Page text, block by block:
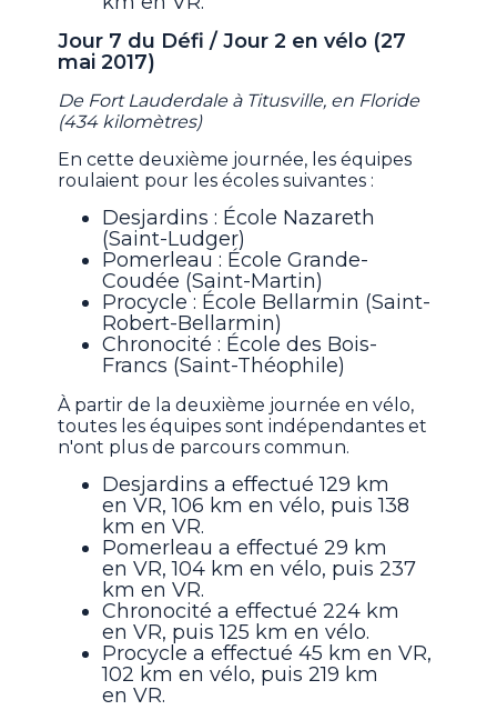
Jour 7 du Défi / Jour 2 en vélo (27
mai 2017)
De Fort Lauderdale à Titusville, en Floride
(434 kilomètres)
En cette deuxième journée, les équipes
roulaient pour les écoles suivantes :
Desjardins : École Nazareth
(Saint-Ludger)
Pomerleau : École Grande-
Coudée (Saint-Martin)
Procycle : École Bellarmin (Saint-
Robert-Bellarmin)
Chronocité : École des Bois-
Francs (Saint-Théophile)
À partir de la deuxième journée en vélo,
toutes les équipes sont indépendantes et
n'ont plus de parcours commun.
Desjardins a effectué 129 km
en VR, 106 km en vélo, puis 138
km en VR.
Pomerleau a effectué 29 km
en VR, 104 km en vélo, puis 237
km en VR.
Chronocité a effectué 224 km
en VR, puis 125 km en vélo.
Procycle a effectué 45 km en VR,
102 km en vélo, puis 219 km
en VR.